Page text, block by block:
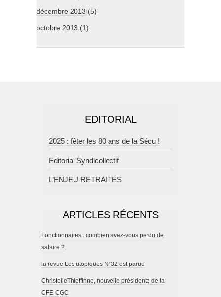
décembre 2013 (5)
octobre 2013 (1)
EDITORIAL
2025 : fêter les 80 ans de la Sécu !
Editorial Syndicollectif
L’ENJEU RETRAITES
ARTICLES RÉCENTS
Fonctionnaires : combien avez-vous perdu de
salaire ?
la revue Les utopiques N°32 est parue
ChristelleThieffinne, nouvelle présidente de la
CFE-CGC